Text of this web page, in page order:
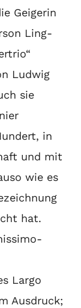
Geigerin
Ling-
Ludwig
sie
in
und mit
wie es
hat.
Largo
Ausdruck;